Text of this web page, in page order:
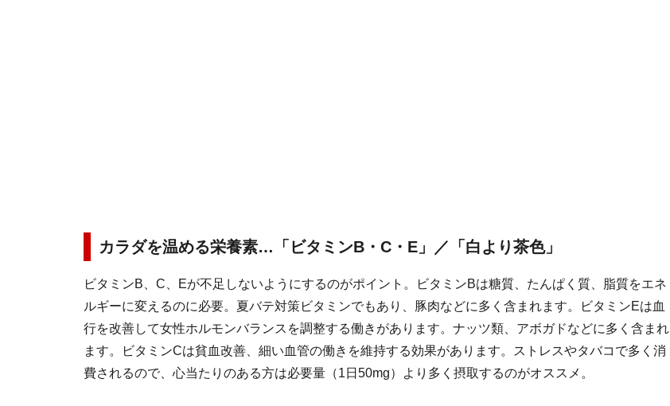
カラダを温める栄養素…「ビタミンB・C・E」／「白より茶色」
ビタミンB、C、Eが不足しないようにするのがポイント。ビタミンBは糖質、たんぱく質、脂質をエネ
ルギーに変えるのに必要。夏バテ対策ビタミンでもあり、豚肉などに多く含まれます。ビタミンEは血
行を改善して女性ホルモンバランスを調整する働きがあります。ナッツ類、アボガドなどに多く含まれ
ます。ビタミンCは貧血改善、細い血管の働きを維持する効果があります。ストレスやタバコで多く消
費されるので、心当たりのある方は必要量（1日50mg）より多く摂取するのがオススメ。